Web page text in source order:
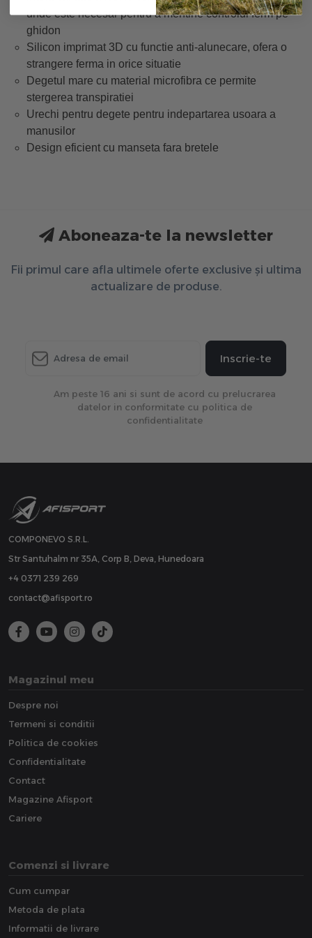
unde este necesar pentru a mentine controlul ferm pe
ghidon
Silicon imprimat 3D cu functie anti-alunecare, ofera o
strangere ferma in orice situatie
Degetul mare cu material microfibra ce permite
stergerea transpiratiei
Urechi pentru degete pentru indepartarea usoara a
manusilor
Design eficient cu manseta fara bretele
Aboneaza-te la newsletter
Fii primul care afla ultimele oferte exclusive și ultima
actualizare de produse.
Inscrie-te
Am peste 16 ani si sunt de acord cu prelucrarea
datelor in conformitate cu politica de
confidentialitate
COMPONEVO S.R.L.
Str Santuhalm nr 35A, Corp B, Deva, Hunedoara
+4 0371 239 269
contact@afisport.ro
Magazinul meu
Despre noi
Termeni si conditii
Politica de cookies
Confidentialitate
Contact
Magazine Afisport
Cariere
Comenzi si livrare
Cum cumpar
Metoda de plata
Informatii de livrare